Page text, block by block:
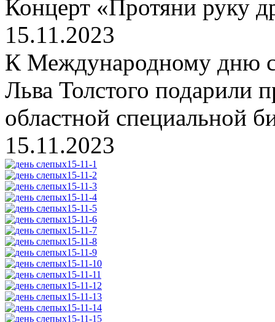
Концерт «Протяни руку
15.11.2023
К Международному дню
Льва Толстого подарили
областной специальной
15.11.2023